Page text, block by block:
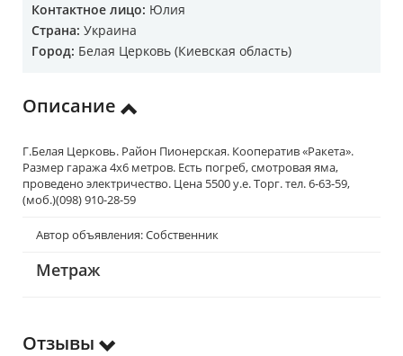
Контактное лицо: Юлия
Страна: Украина
Город: Белая Церковь (Киевская область)
Описание
Г.Белая Церковь. Район Пионерская. Кооператив «Ракета».
Размер гаража 4х6 метров. Есть погреб, смотровая яма,
проведено электричество. Цена 5500 у.е. Торг. тел. 6-63-59,
(моб.)(098) 910-28-59
Автор объявления: Собственник
Метраж
Отзывы